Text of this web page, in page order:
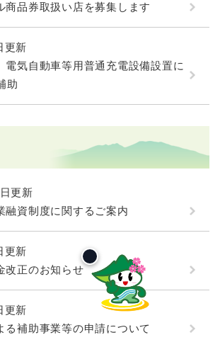
商品券取扱い店を募集します
更新
電気自動車等用普通充電設備設置に
助
更新
融資制度に関するご案内
更新
改正のお知らせ
更新
る補助事業等の申請について